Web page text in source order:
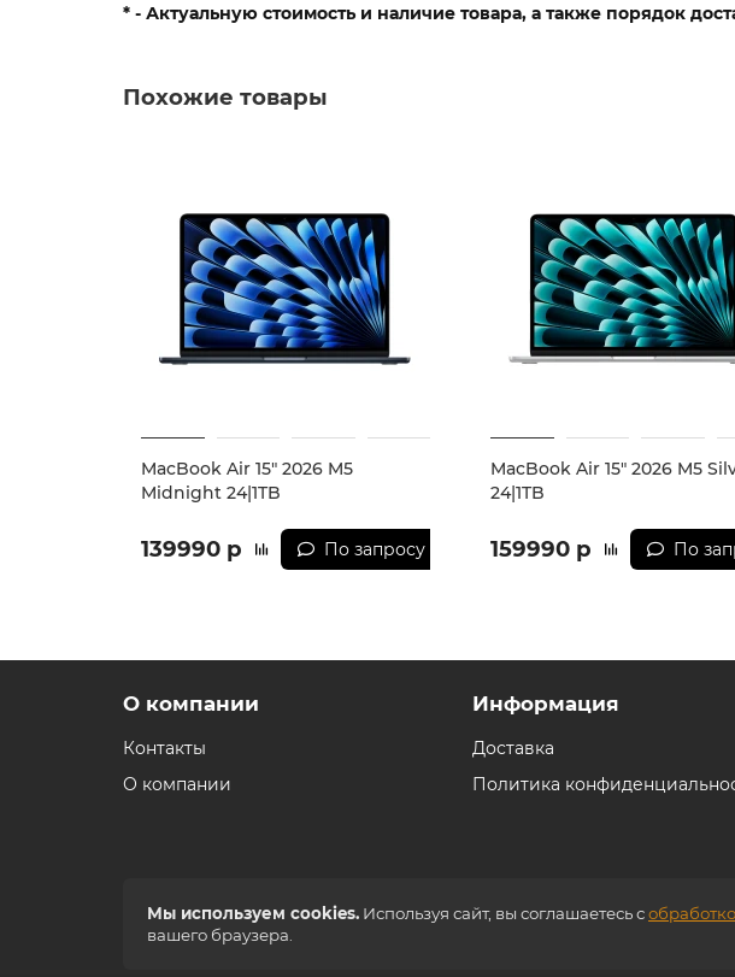
* - Актуальную стоимость и наличие товара, а также порядок
Похожие товары
MacBook Air 15" 2026 M5
Midnight 24|1TB
139990 р По запросу
MacBook Air 15" 2026 M5
24|1TB
159990 р По
Мы используем cookies. Используя сайт, вы соглашаетесь с
вашего браузера.
О компании
Контакты
О компании
Информация
Доставка
Политика